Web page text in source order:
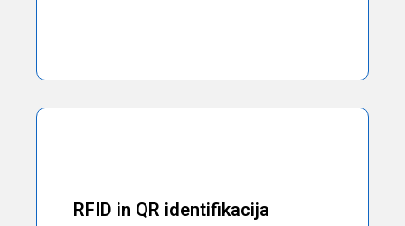
RFID in QR identifikacija